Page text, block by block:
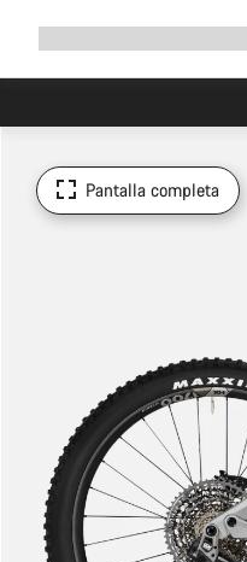
Pantalla completa